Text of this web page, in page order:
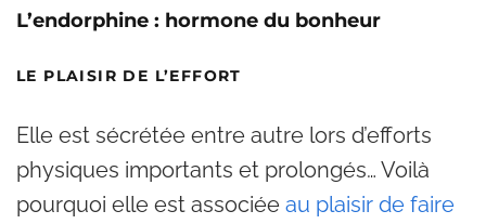
L’endorphine : hormone du bonheur
LE PLAISIR DE L’EFFORT
Elle est sécrétée entre autre lors d’efforts
physiques importants et prolongés… Voilà
pourquoi elle est associée au plaisir de faire